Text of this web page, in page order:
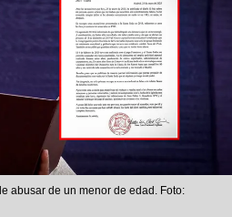
abusar de un menor de edad. Foto: